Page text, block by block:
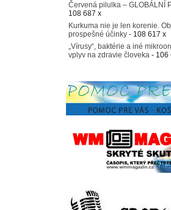
Červená pilulka – GLOBÁLNÍ
108 687 x
Kurkuma nie je len korenie.
prospešné účinky - 108 617 x
„Vírusy“, baktérie a iné
vplyv na zdravie človeka - 106